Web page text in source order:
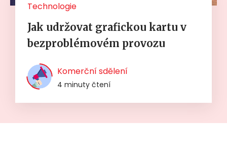
Technologie
Jak udržovat grafickou kartu v
bezproblémovém provozu
Komerční sdělení
4 minuty čtení